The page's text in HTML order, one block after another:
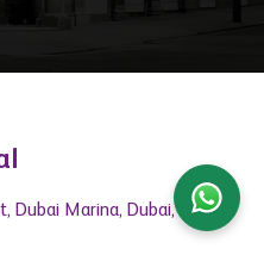
Dubai Marina, Dubai,